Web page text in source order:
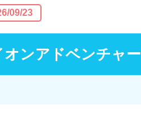
09/23
オンアドベンチャー